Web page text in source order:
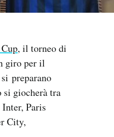
, il torneo di
giro per il
preparano
si giocherà tra
Paris
City,